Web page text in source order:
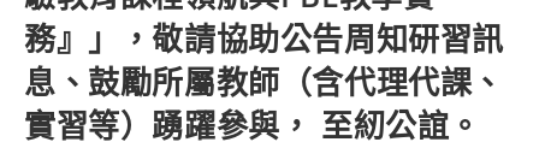
務』」，敬請協助公告周知研習訊
息、鼓勵所屬教師（含代理代課、
實習等）踴躍參與， 至紉公誼。